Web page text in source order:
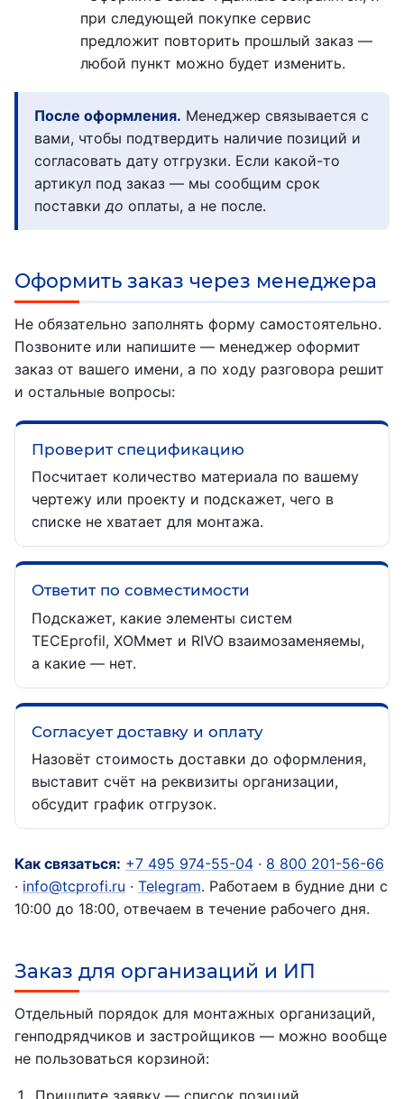
при следующей покупке сервис
предложит повторить прошлый заказ —
любой пункт можно будет изменить.
После оформления. Менеджер связывается с
вами, чтобы подтвердить наличие позиций и
согласовать дату отгрузки. Если какой-то
артикул под заказ — мы сообщим срок
поставкидо оплаты, а не после.
Оформить заказ через менеджера
Не обязательно заполнять форму самостоятельно.
Позвоните или напишите — менеджер оформит
заказ от вашего имени, а по ходу разговора решит
и остальные вопросы:
Проверит спецификацию
Посчитает количество материала по вашему
чертежу или проекту и подскажет, чего в
списке не хватает для монтажа.
Ответит по совместимости
Подскажет, какие элементы систем
TECEprofil, ХОМмет и RIVO взаимозаменяемы,
а какие — нет.
Согласует доставку и оплату
Назовёт стоимость доставки до оформления,
выставит счёт на реквизиты организации,
обсудит график отгрузок.
Как связаться: +7 495 974-55-04 · 8 800 201-56-66
· info@tcprofi.ru · Telegram. Работаем в будние дни с
10:00 до 18:00, отвечаем в течение рабочего дня.
Заказ для организаций и ИП
Отдельный порядок для монтажных организаций,
генподрядчиков и застройщиков — можно вообще
не пользоваться корзиной: